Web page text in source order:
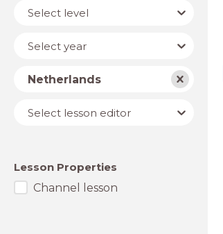
Level
Select level
YearSelect year
Country
Netherlands
Lesson
editor
Select lesson editor
Lesson Properties
Channel lesson